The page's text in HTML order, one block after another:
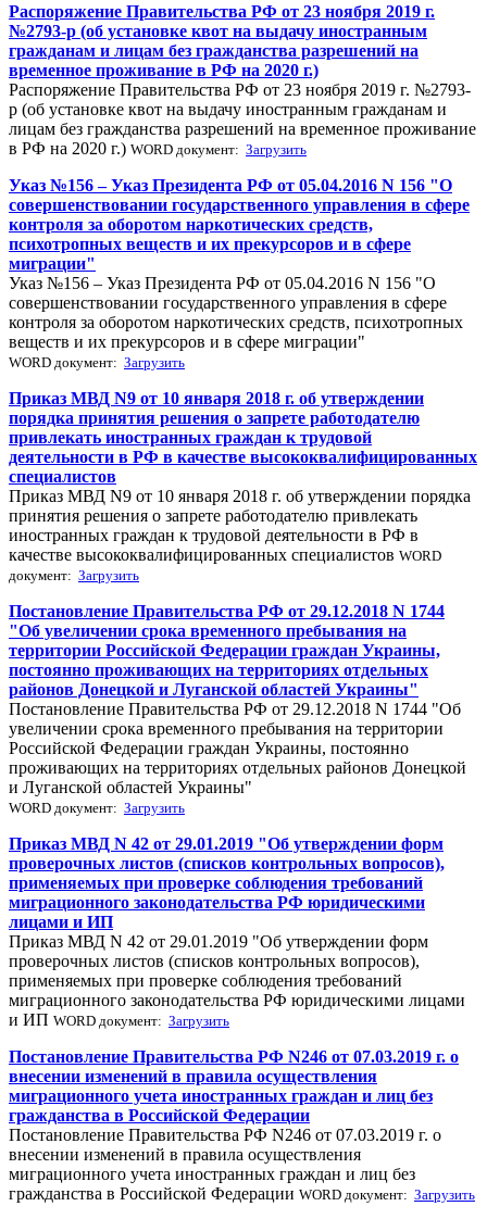
Распоряжение Правительства РФ от 23 ноября 2019 г.
№2793-р (об установке квот на выдачу иностранным
гражданам и лицам без гражданства разрешений на
временное проживание в РФ на 2020 г.)
Распоряжение Правительства РФ от 23 ноября 2019 г. №2793-
р (об установке квот на выдачу иностранным гражданам и
лицам без гражданства разрешений на временное проживание
в РФ на 2020 г.) WORD документ: Загрузить
Указ №156 – Указ Президента РФ от 05.04.2016 N 156 "О
совершенствовании государственного управления в сфере
контроля за оборотом наркотических средств,
психотропных веществ и их прекурсоров и в сфере
миграции"
Указ №156 – Указ Президента РФ от 05.04.2016 N 156 "О
совершенствовании государственного управления в сфере
контроля за оборотом наркотических средств, психотропных
веществ и их прекурсоров и в сфере миграции"
WORD документ: Загрузить
Приказ МВД N9 от 10 января 2018 г. об утверждении
порядка принятия решения о запрете работодателю
привлекать иностранных граждан к трудовой
деятельности в РФ в качестве высококвалифицированных
специалистов
Приказ МВД N9 от 10 января 2018 г. об утверждении порядка
принятия решения о запрете работодателю привлекать
иностранных граждан к трудовой деятельности в РФ в
качестве высококвалифицированных специалистов WORD
документ: Загрузить
Постановление Правительства РФ от 29.12.2018 N 1744
"Об увеличении срока временного пребывания на
территории Российской Федерации граждан Украины,
постоянно проживающих на территориях отдельных
районов Донецкой и Луганской областей Украины"
Постановление Правительства РФ от 29.12.2018 N 1744 "Об
увеличении срока временного пребывания на территории
Российской Федерации граждан Украины, постоянно
проживающих на территориях отдельных районов Донецкой
и Луганской областей Украины"
WORD документ: Загрузить
Приказ МВД N 42 от 29.01.2019 "Об утверждении форм
проверочных листов (списков контрольных вопросов),
применяемых при проверке соблюдения требований
миграционного законодательства РФ юридическими
лицами и ИП
Приказ МВД N 42 от 29.01.2019 "Об утверждении форм
проверочных листов (списков контрольных вопросов),
применяемых при проверке соблюдения требований
миграционного законодательства РФ юридическими лицами
и ИП WORD документ: Загрузить
Постановление Правительства РФ N246 от 07.03.2019 г. о
внесении изменений в правила осуществления
миграционного учета иностранных граждан и лиц без
гражданства в Российской Федерации
Постановление Правительства РФ N246 от 07.03.2019 г. о
внесении изменений в правила осуществления
миграционного учета иностранных граждан и лиц без
гражданства в Российской Федерации WORD документ: Загрузить